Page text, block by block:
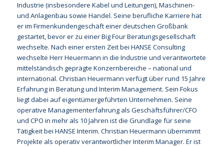
Industrie (insbesondere Kabel und Leitungen), Maschinen-
und Anlagenbau sowie Handel. Seine berufliche Karriere hat
er im Firmenkundengeschäft einer deutschen Großbank
gestartet, bevor er zu einer Big Four Beratungsgesellschaft
wechselte. Nach einer ersten Zeit bei HANSE Consulting
wechselte Herr Heuermann in die Industrie und verantwortete
mittelständisch geprägte Konzernbereiche – national und
international. Christian Heuermann verfügt über rund 15 Jahre
Erfahrung in Beratung und Interim Management. Sein Fokus
liegt dabei auf eigentümergeführten Unternehmen. Seine
operative Managementerfahrung als Geschäftsführer/CFO
und CPO in mehr als 10 Jahren ist die Grundlage für seine
Tätigkeit bei HANSE Interim. Christian Heuermann übernimmt
Projekte als operativ verantwortlicher Interim Manager. Er ist